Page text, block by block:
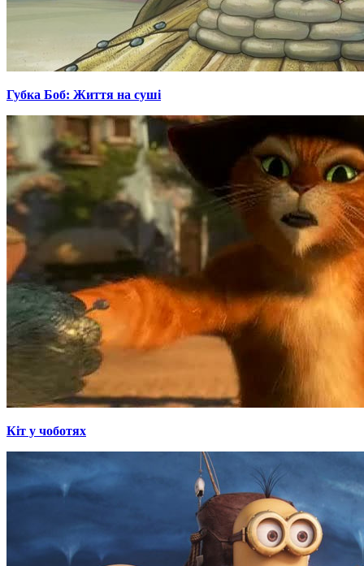
Губка Боб: Життя на суші
Кіт у чоботях